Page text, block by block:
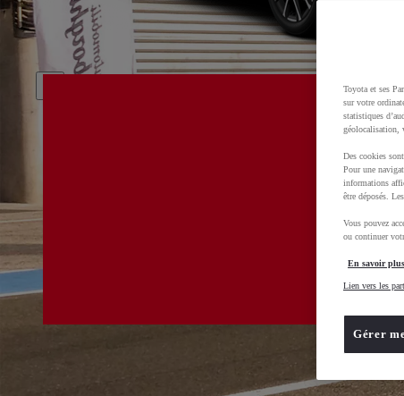
Toyota et ses
sur votre
statistiques
géolocalisation,
Des cookies
Pour une
informations
être déposés.
Vous pouvez
ou continuer
En savoir
Lien vers les
Gérer